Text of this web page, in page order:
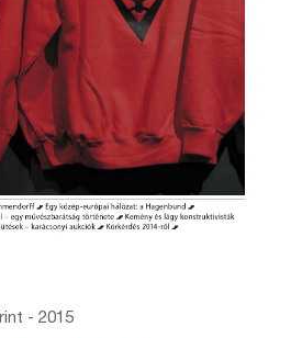
- 2015